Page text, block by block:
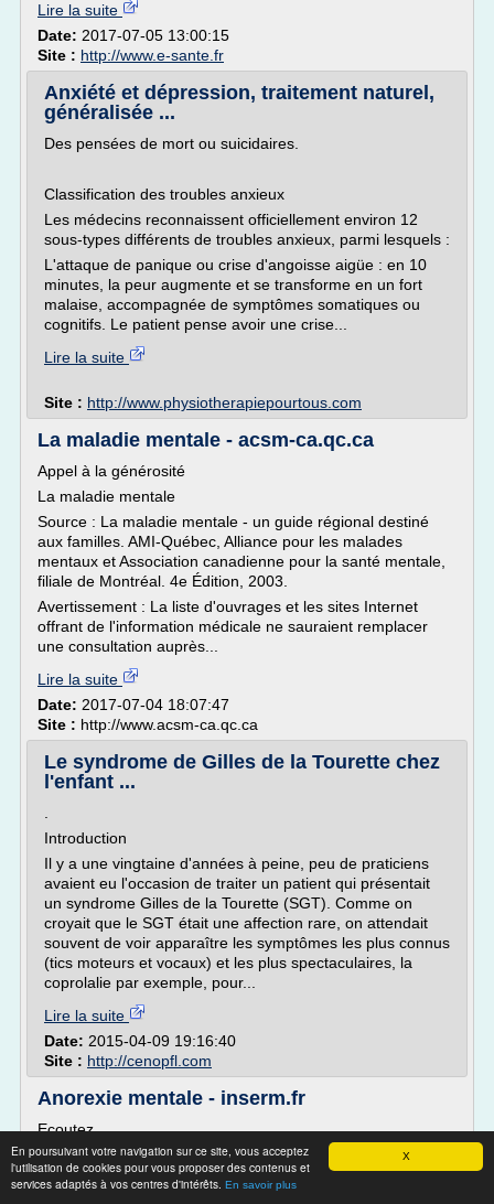
X
En poursuivant votre navigation sur ce site, vous acceptez
l'utilisation de cookies pour vous proposer des contenus et
services adaptés à vos centres d'intérêts. En savoir plus
Lire la suite
Date: 2017-07-05 13:00:15
Site : http://www.e-sante.fr
Anxiété et dépression, traitement naturel,
généralisée ...
Des pensées de mort ou suicidaires.
Classification des troubles anxieux
Les médecins reconnaissent officiellement environ 12
sous-types différents de troubles anxieux, parmi lesquels :
L'attaque de panique ou crise d'angoisse aigüe : en 10
minutes, la peur augmente et se transforme en un fort
malaise, accompagnée de symptômes somatiques ou
cognitifs. Le patient pense avoir une crise...
Lire la suite
Site : http://www.physiotherapiepourtous.com
La maladie mentale - acsm-ca.qc.ca
Appel à la générosité
La maladie mentale
Source : La maladie mentale - un guide régional destiné
aux familles. AMI-Québec, Alliance pour les malades
mentaux et Association canadienne pour la santé mentale,
filiale de Montréal. 4e Édition, 2003.
Avertissement : La liste d'ouvrages et les sites Internet
offrant de l'information médicale ne sauraient remplacer
une consultation auprès...
Lire la suite
Date: 2017-07-04 18:07:47
Site : http://www.acsm-ca.qc.ca
Le syndrome de Gilles de la Tourette chez
l'enfant ...
Introduction
Il y a une vingtaine d'années à peine, peu de praticiens
avaient eu l'occasion de traiter un patient qui présentait
un syndrome Gilles de la Tourette (SGT). Comme on
croyait que le SGT était une affection rare, on attendait
souvent de voir apparaître les symptômes les plus connus
(tics moteurs et vocaux) et les plus spectaculaires, la
coprolalie par exemple, pour...
Lire la suite
Date: 2015-04-09 19:16:40
Site : http://cenopfl.com
Anorexie mentale - inserm.fr
Ecoutez
Anorexie mentale
Dossier réalisé en collaboration avec le Dr Nathalie Godart,